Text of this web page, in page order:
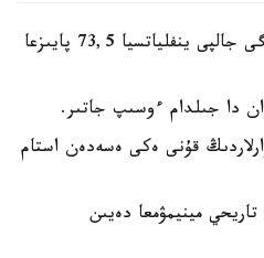
رەسمي مالىمەت بويىنشا، ەلدەگى جالپى ينفلياتسيا 73,5 پايىزعا
دا جىلدام ءوسىپ جاتىر.
قۇنى ەكى ەسەدەن استام
مينيمۋمعا دەيىن